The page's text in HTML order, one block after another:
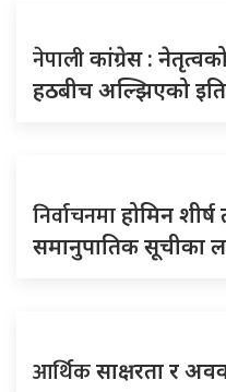
नेपालीकांग्रेस :
हठबीच अल्झिएको
निर्वाचनमाहोमिन शीर्ष
समानुपातिक सूचीका
आर्थिकसाक्षरता र